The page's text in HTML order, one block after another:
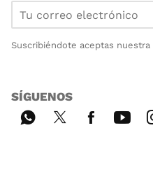
Suscribiéndote aceptas nuestra
SÍGUENOS